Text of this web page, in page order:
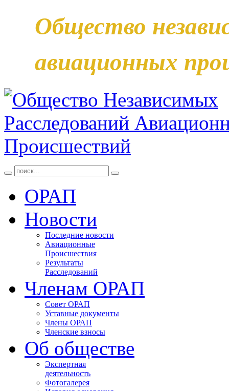
Общество
авиационных
ОРАП
Новости
Последние новости
Авиационные
Происшествия
Результаты
Расследований
Членам ОРАП
Совет ОРАП
Уставные документы
Члены ОРАП
Членские взносы
Об обществе
Экспертная
деятельность
Фотогалерея